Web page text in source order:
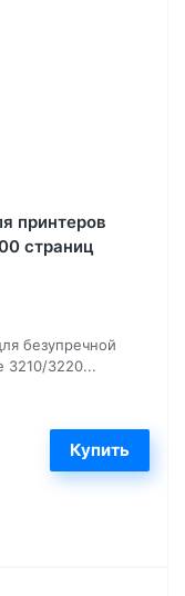
принтеров
страниц
безупречной
3210/3220...